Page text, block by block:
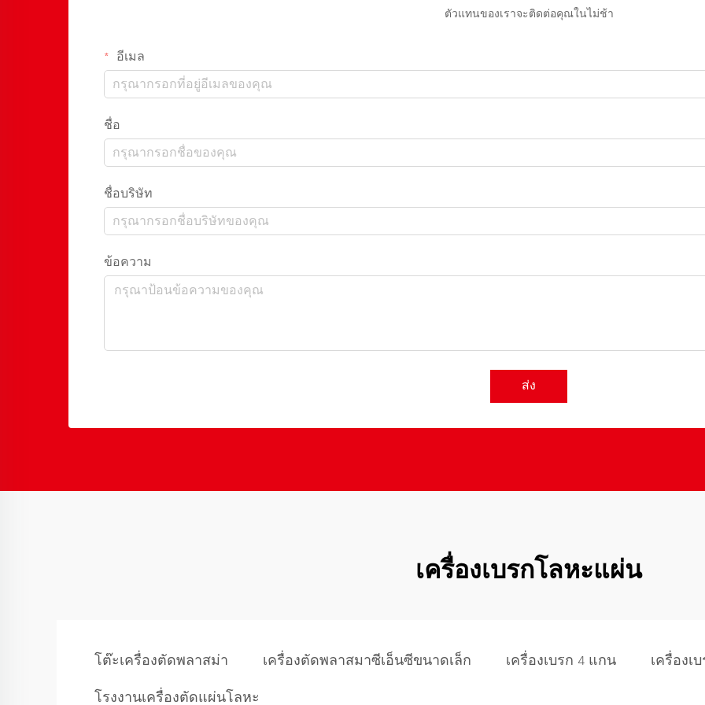
ตัวแทนของเราจะติดต่อคุณในไม่ช้า
อีเมล
ชื่อ
ชื่อบริษัท
ข้อความ
ส่ง
เครื่องเบรกโลหะแผ่น
โต๊ะเครื่องตัดพลาสม่า เครื่องตัดพลาสมาซีเอ็นซีขนาดเล็ก เครื่องเบรก 4 แกน เครื่องเ
โรงงานเครื่องตัดแผ่นโลหะ